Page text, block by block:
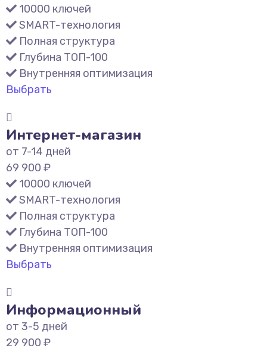
10000 ключей
SMART-технология
Полная структура
Глубина ТОП-100
Внутренняя оптимизация
Выбрать
Интернет-магазин
от 7-14 дней
69 900 ₽
10000 ключей
SMART-технология
Полная структура
Глубина ТОП-100
Внутренняя оптимизация
Выбрать
Информационный
от 3-5 дней
29 900 ₽